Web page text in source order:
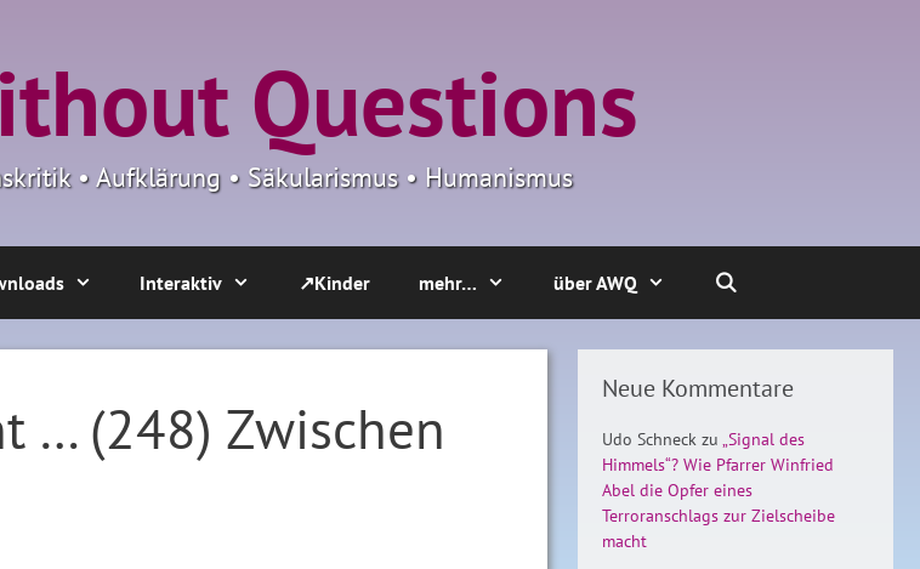
Questions
• Aufklärung • Säkularismus • Humanismus
Interaktiv ↗Kinder mehr… über AWQ
… (248) Zwischen
Neue Kommentare
Udo Schneck zu „Signal des
Himmels“? Wie Pfarrer Winfried
Abel die Opfer eines
Terroranschlags zur Zielscheibe
macht